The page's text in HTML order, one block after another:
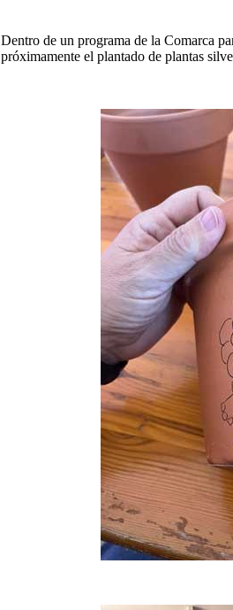
Dentro de un programa de la Comarca
próximamente el plantado de plantas